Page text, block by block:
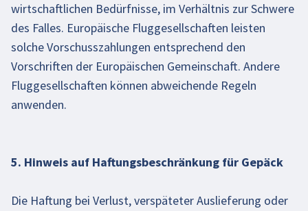
wirtschaftlichen Bedürfnisse, im Verhältnis zur Schwere
des Falles. Europäische Fluggesellschaften leisten
solche Vorschusszahlungen entsprechend den
Vorschriften der Europäischen Gemeinschaft. Andere
Fluggesellschaften können abweichende Regeln
anwenden.
5. Hinweis auf Haftungsbeschränkung für Gepäck
Die Haftung bei Verlust, verspäteter Auslieferung oder